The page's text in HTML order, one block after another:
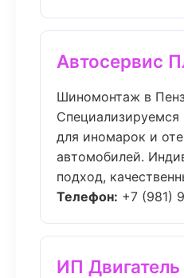
Автосервис
Шиномонтаж в
для иномарок и
автомобилей.
подход,
Телефон: +7 (981)
ИП